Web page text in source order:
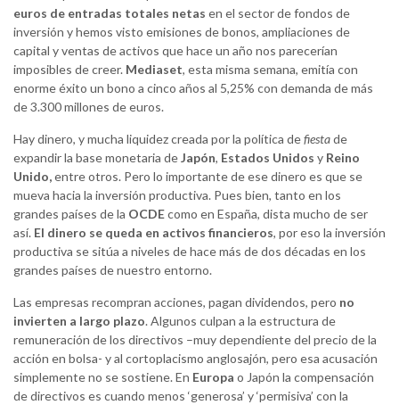
euros de entradas totales netas en el sector de fondos de
inversión y hemos visto emisiones de bonos, ampliaciones de
capital y ventas de activos que hace un año nos parecerían
imposibles de creer. Mediaset, esta misma semana, emitía con
enorme éxito un bono a cinco años al 5,25% con demanda de más
de 3.300 millones de euros.
Hay dinero, y mucha liquidez creada por la política defiestade
expandir la base monetaria deJapón, Estados Unidos y Reino
Unido,entre otros. Pero lo importante de ese dinero es que se
mueva hacia la inversión productiva. Pues bien, tanto en los
grandes países de la OCDEcomo en España, dista mucho de ser
así. El dinero se queda en activos financieros, por eso la inversión
productiva se sitúa a niveles de hace más de dos décadas en los
grandes países de nuestro entorno.
Las empresas recompran acciones, pagan dividendos, pero no
invierten a largo plazo. Algunos culpan a la estructura de
remuneración de los directivos –muy dependiente del precio de la
acción en bolsa- y al cortoplacismo anglosajón, pero esa acusación
simplemente no se sostiene. En Europa o Japón la compensación
de directivos es cuando menos ‘generosa’ y ‘permisiva’ con la